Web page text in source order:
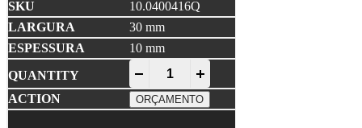
10.0400416Q
30 mm
10 mm
EPDM Compacto quantity
ORÇAMENTO